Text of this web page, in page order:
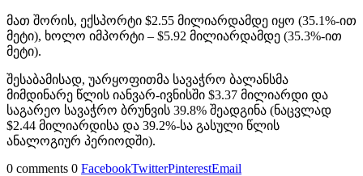
მათ შორის, ექსპორტი $2.55 მილიარდამდე იყო (35.1%-ით
მეტი), ხოლო იმპორტი – $5.92 მილიარდამდე (35.3%-ით
მეტი).
შესაბამისად, უარყოფითმა სავაჭრო ბალანსმა
მიმდინარე წლის იანვარ-ივნისში $3.37 მილიარდი და
საგარეო სავაჭრო ბრუნვის 39.8% შეადგინა (ნაცვლად
$2.44 მილიარდისა და 39.2%-სა გასული წლის
ანალოგიურ პერიოდში).
0 comments 0 FacebookTwitterPinterestEmail